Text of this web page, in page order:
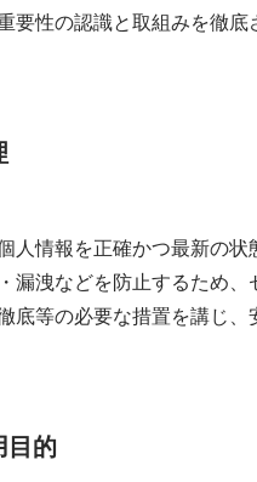
要性の認識と取組みを徹
人情報を正確かつ最新の状
漏洩などを防止するため
底等の必要な措置を講じ
目的